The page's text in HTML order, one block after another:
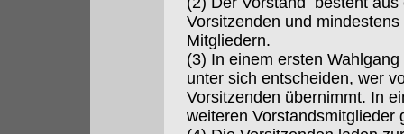
Vorsitzenden und
Mitgliedern.
(3) In einem ersten
unter sich entscheiden, wer
Vorsitzenden übernimmt. In
weiteren Vorstandsmitglieder